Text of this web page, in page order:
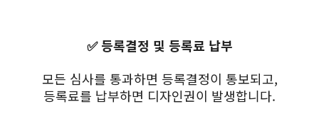
✅ 등록결정 및 등록료 납부
모든 심사를 통과하면 등록결정이 통보되고,
등록료를 납부하면 디자인권이 발생합니다.